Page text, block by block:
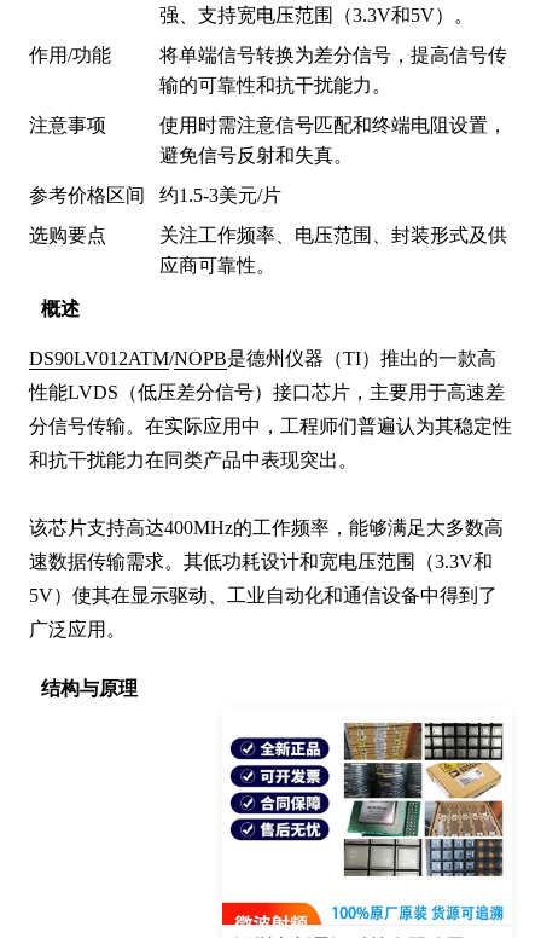
概述
DS90LV012ATM/NOPB是德州仪器（TI）推出的一款高
性能LVDS（低压差分信号）接口芯片，主要用于高速差
分信号传输。在实际应用中，工程师们普遍认为其稳定性
和抗干扰能力在同类产品中表现突出。
该芯片支持高达400MHz的工作频率，能够满足大多数高
速数据传输需求。其低功耗设计和宽电压范围（3.3V和
5V）使其在显示驱动、工业自动化和通信设备中得到了
广泛应用。
结构与原理
强、支持宽电压范围（3.3V和5V）。
作用/功能
将单端信号转换为差分信号，提高信号传
输的可靠性和抗干扰能力。
注意事项
使用时需注意信号匹配和终端电阻设置，
避免信号反射和失真。
参考价格区间
约1.5-3美元/片
选购要点
关注工作频率、电压范围、封装形式及供
应商可靠性。